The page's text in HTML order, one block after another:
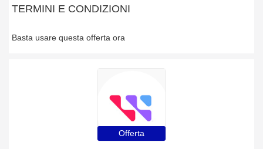
TERMINI E CONDIZIONI
Basta usare questa offerta ora
Offerta